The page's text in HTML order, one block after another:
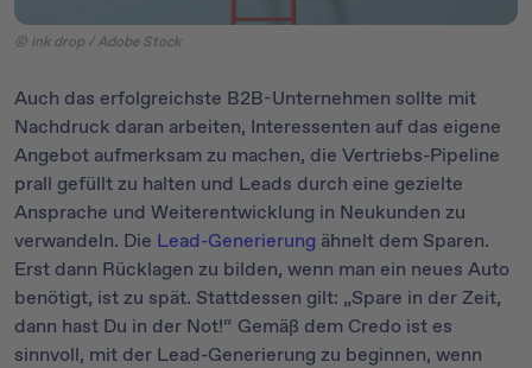
© ink drop / Adobe Stock
Auch das erfolgreichste B2B-Unternehmen sollte mit
Nachdruck daran arbeiten, Interessenten auf das eigene
Angebot aufmerksam zu machen, die Vertriebs-Pipeline
prall gefüllt zu halten und Leads durch eine gezielte
Ansprache und Weiterentwicklung in Neukunden zu
verwandeln. Die Lead-Generierung ähnelt dem Sparen.
Erst dann Rücklagen zu bilden, wenn man ein neues Auto
benötigt, ist zu spät. Stattdessen gilt: „Spare in der Zeit,
dann hast Du in der Not!“ Gemäß dem Credo ist es
sinnvoll, mit der Lead-Generierung zu beginnen, wenn